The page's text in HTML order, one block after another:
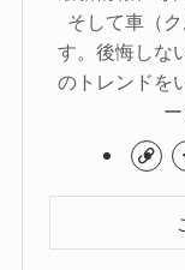
そして車（
す。後悔しな
のトレンドを